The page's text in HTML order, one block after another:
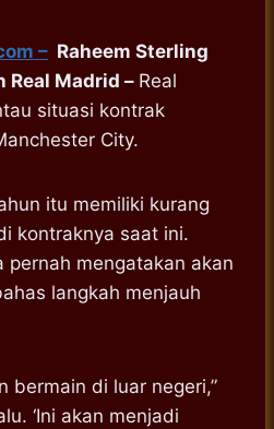
– Raheem Sterling
Real Madrid – Real
situasi kontrak
City.
itu memiliki kurang
kontraknya saat ini.
pernah mengatakan akan
langkah menjauh
bermain di luar negeri,”
‘Ini akan menjadi